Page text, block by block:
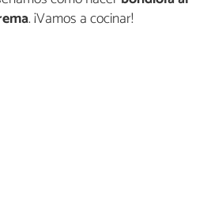
. ¡Vamos a cocinar!